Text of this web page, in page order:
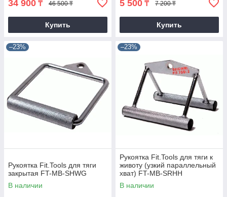
34 900 ₸ 46 500 ₸
Купить
5 500 ₸ 7 200 ₸
Купить
–23%
Рукоятка Fit.Tools для тяги
закрытая FT-MB-SHWG
В наличии
–23%
Рукоятка Fit.Tools для тяги к
животу (узкий параллельный
хват) FT-MB-SRHH
В наличии